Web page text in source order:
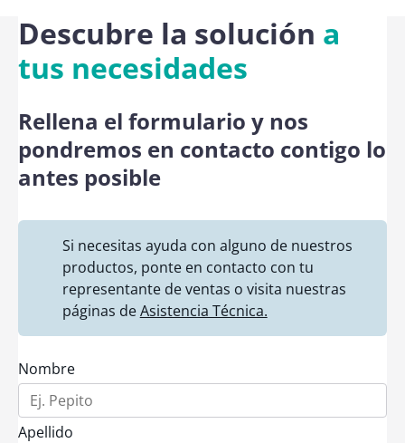
Descubre la solución a
tus necesidades
Rellena el formulario y nos
pondremos en contacto contigo lo
antes posible
Si necesitas ayuda con alguno de nuestros
productos, ponte en contacto con tu
representante de ventas o visita nuestras
páginas deAsistencia Técnica.
Nombre
Apellido